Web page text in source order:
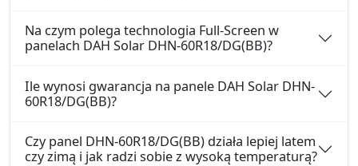
Na czym polega technologia Full-Screen w
panelach DAH Solar DHN-60R18/DG(BB)?
Ile wynosi gwarancja na panele DAH Solar DHN-
60R18/DG(BB)?
Czy panel DHN-60R18/DG(BB) działa lepiej latem
czy zimą i jak radzi sobie z wysoką temperaturą?